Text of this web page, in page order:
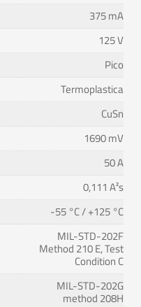
375 mA
125 V
Pico
Termoplastica
CuSn
1690 mV
50 A
0,111 A²s
-55 °C / +125 °C
MIL-STD-202F
Method 210 E, Test
Condition C
MIL-STD-202G
method 208H